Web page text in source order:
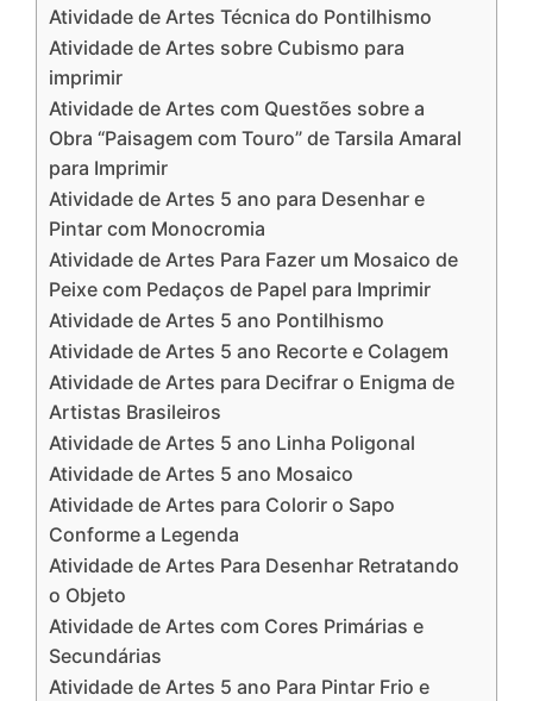
Atividade de Artes Técnica do Pontilhismo
Atividade de Artes sobre Cubismo para
imprimir
Atividade de Artes com Questões sobre a
Obra “Paisagem com Touro” de Tarsila Amaral
para Imprimir
Atividade de Artes 5 ano para Desenhar e
Pintar com Monocromia
Atividade de Artes Para Fazer um Mosaico de
Peixe com Pedaços de Papel para Imprimir
Atividade de Artes 5 ano Pontilhismo
Atividade de Artes 5 ano Recorte e Colagem
Atividade de Artes para Decifrar o Enigma de
Artistas Brasileiros
Atividade de Artes 5 ano Linha Poligonal
Atividade de Artes 5 ano Mosaico
Atividade de Artes para Colorir o Sapo
Conforme a Legenda
Atividade de Artes Para Desenhar Retratando
o Objeto
Atividade de Artes com Cores Primárias e
Secundárias
Atividade de Artes 5 ano Para Pintar Frio e